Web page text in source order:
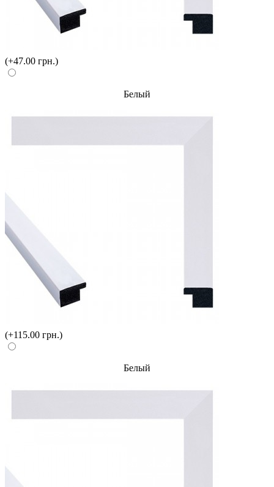
(+47.00 грн.)
Белый
(+115.00 грн.)
Белый